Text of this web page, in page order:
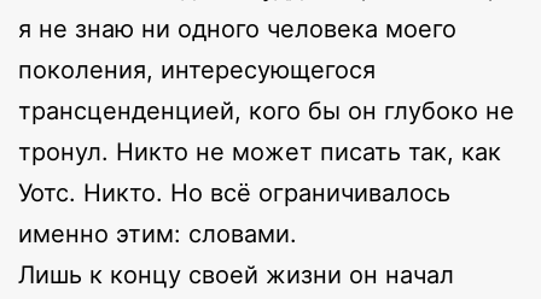
я не знаю ни одного человека моего
поколения, интересующегося
трансценденцией, кого бы он глубоко не
тронул. Никто не может писать так, как
Уотс. Никто. Но всё ограничивалось
именно этим: словами.
Лишь к концу своей жизни он начал